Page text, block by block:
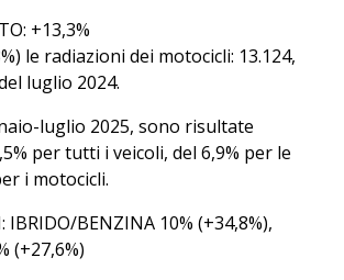
+13,3%
le radiazioni dei motocicli: 13.124,
luglio 2024.
luglio 2025, sono risultate
per tutti i veicoli, del 6,9% per le
i motocicli.
IBRIDO/BENZINA 10% (+34,8%),
(+27,6%)